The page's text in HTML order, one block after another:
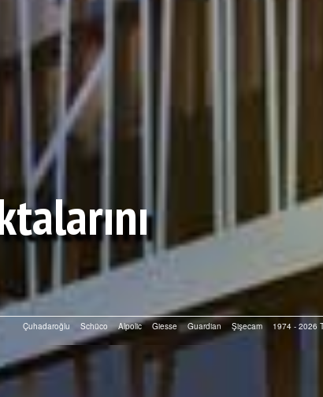
Çuhadaroğlu Schüco Alpolic Giesse Guardian Şişecam 1974 - 2026